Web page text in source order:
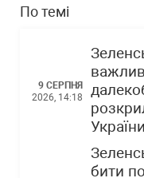
По темі
9 СЕРПНЯ
2026, 14:18
бити